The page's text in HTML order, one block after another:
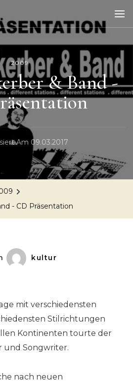
2009
& Band -
Am 09.03.2017
- CD Präsentation
kultur
mit verschiedensten
Stilrichtungen
Kontinenten tourte der
und Songwriter.
nach neuen